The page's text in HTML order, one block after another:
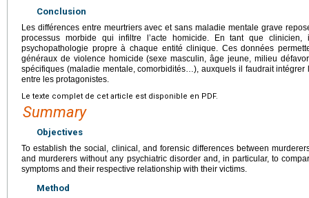
Conclusion
Les différences entre meurtriers avec et sans maladie mentale grave
processus morbide qui infiltre l’acte homicide. En tant que
psychopathologie propre à chaque entité clinique. Ces données
généraux de violence homicide (sexe masculin, âge jeune, milieu
spécifiques (maladie mentale, comorbidités…), auxquels il faudrait
entre les protagonistes.
Le texte complet de cet article est disponible en PDF.
Summary
Objectives
To establish the social, clinical, and forensic differences between
and murderers without any psychiatric disorder and, in particular, to
symptoms and their respective relationship with their victims.
Method